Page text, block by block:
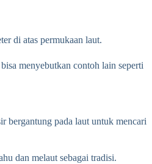
di atas permukaan laut.
menyebutkan contoh lain seperti
bergantung pada laut untuk mencari
dan melaut sebagai tradisi.